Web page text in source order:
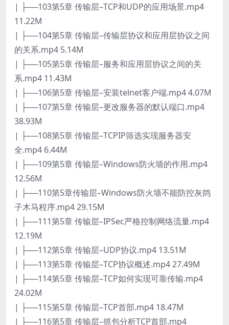
| ├──103第5章 传输层–TCP和UDP的应用场景.mp4
11.22M
| ├──104第5章 传输层–传输层协议和应用层协议之间
的关系.mp4 5.14M
| ├──105第5章 传输层–服务和应用层协议之间的关
系.mp4 11.43M
| ├──106第5章 传输层–安装telnet客户端.mp4 4.07M
| ├──107第5章 传输层–更改服务器的默认端口.mp4
38.93M
| ├──108第5章 传输层–TCPIP筛选实现服务器安
全.mp4 6.44M
| ├──109第5章 传输层–Windows防火墙的作用.mp4
12.56M
| ├──110第5章传输层–Windows防火墙不能防控灰鸽
子木马程序.mp4 29.15M
| ├──111第5章 传输层–IPSec严格控制网络流量.mp4
12.19M
| ├──112第5章 传输层–UDP协议.mp4 13.51M
| ├──113第5章 传输层–TCP协议概述.mp4 27.49M
| ├──114第5章 传输层–TCP如何实现可靠传输.mp4
24.02M
| ├──115第5章 传输层–TCP首部.mp4 18.47M
| ├──116第5章 传输层–抓包分析TCP首部.mp4